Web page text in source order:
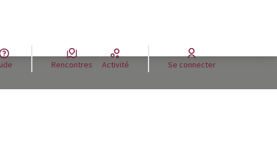
Aide Rencontres Activité Se connecter